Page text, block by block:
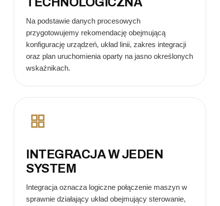
Na podstawie danych procesowych
przygotowujemy rekomendację obejmującą
konfigurację urządzeń, układ linii, zakres integracji
oraz plan uruchomienia oparty na jasno określonych
wskaźnikach.
INTEGRACJA W JEDEN
SYSTEM
Integracja oznacza logiczne połączenie maszyn w
sprawnie działający układ obejmujący sterowanie,